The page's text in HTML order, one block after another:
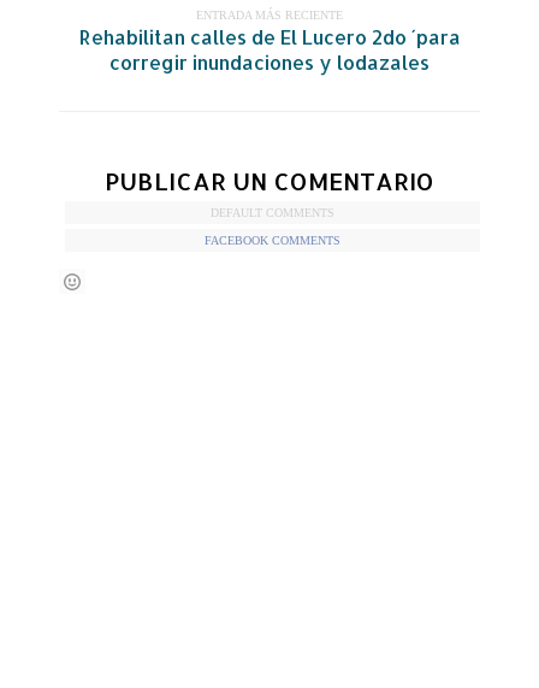
ENTRADA MÁS RECIENTE
Rehabilitan calles de El Lucero 2do ´para
corregir inundaciones y lodazales
PUBLICAR UN COMENTARIO
DEFAULT COMMENTS
FACEBOOK COMMENTS